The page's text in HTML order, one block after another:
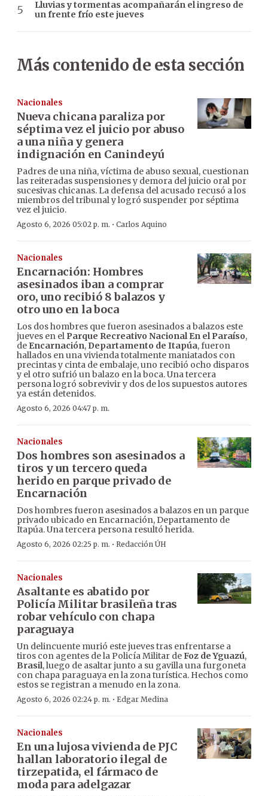
Lluvias y tormentas acompañarán el ingreso de
un frente frío este jueves
Más contenido de esta sección
Nacionales
Nueva chicana paraliza por
séptima vez el juicio por abuso
a una niña y genera
indignación en Canindeyú
Padres de una niña, víctima de abuso sexual, cuestionan
las reiteradas suspensiones y demora del juicio oral por
sucesivas chicanas. La defensa del acusado recusó a los
miembros del tribunal y logró suspender por séptima
vez el juicio.
Agosto 6, 2026 05:02 p. m. · Carlos Aquino
Nacionales
Encarnación: Hombres
asesinados iban a comprar
oro, uno recibió 8 balazos y
otro uno en la boca
Los dos hombres que fueron asesinados a balazos este
jueves en el Parque Recreativo Nacional En el Paraíso,
de Encarnación, Departamento de Itapúa, fueron
hallados en una vivienda totalmente maniatados con
precintas y cinta de embalaje, uno recibió ocho disparos
y el otro sufrió un balazo en la boca. Una tercera
persona logró sobrevivir y dos de los supuestos autores
ya están detenidos.
Agosto 6, 2026 04:47 p. m.
Nacionales
Dos hombres son asesinados a
tiros y un tercero queda
herido en parque privado de
Encarnación
Dos hombres fueron asesinados a balazos en un parque
privado ubicado en Encarnación, Departamento de
Itapúa. Una tercera persona resultó herida.
Agosto 6, 2026 02:25 p. m. · Redacción ÚH
Nacionales
Asaltante es abatido por
Policía Militar brasileña tras
robar vehículo con chapa
paraguaya
Un delincuente murió este jueves tras enfrentarse a
tiros con agentes de la Policía Militar deFoz de Yguazú,
Brasil, luego de asaltar junto a su gavilla una furgoneta
con chapa paraguaya en la zona turística. Hechos como
estos se registran a menudo en la zona.
Agosto 6, 2026 02:24 p. m. · Edgar Medina
Nacionales
En una lujosa vivienda de PJC
hallan laboratorio ilegal de
tirzepatida, el fármaco de
moda para adelgazar